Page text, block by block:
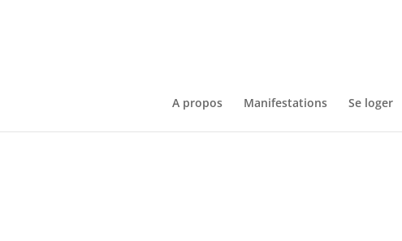
A propos Manifestations Se loger